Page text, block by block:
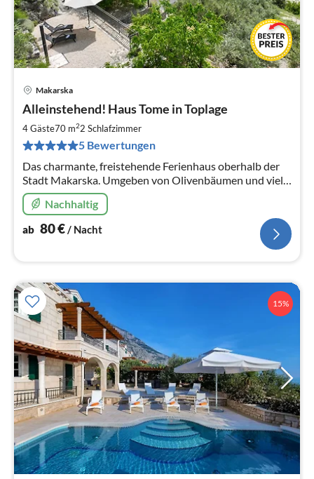
Makarska
Alleinstehend! Haus Tome in Toplage
4 Gäste70 m22 Schlafzimmer
5 Bewertungen
Das charmante, freistehende Ferienhaus oberhalb der
Stadt Makarska. Umgeben von Olivenbäumen und viel
Grün, mit einer Terrasse und Blick auf das Meer. Eine
Oase der Ruhe.
Nachhaltig
ab 80€/ Nacht
15%